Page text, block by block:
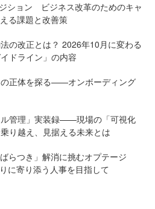
ション ビジネス改革のためのキャ
る課題と改善策
の改正とは？ 2026年10月に変わる
ドライン」の内容
の正体を探る——オンボーディング
管理」実装録——現場の「可視化
り越え、見据える未来とは
らつき」解消に挑むオプテージ
に寄り添う人事を目指して